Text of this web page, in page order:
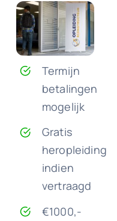
Termijn
betalingen
mogelijk
Gratis
heropleiding
indien
vertraagd
€1000,-